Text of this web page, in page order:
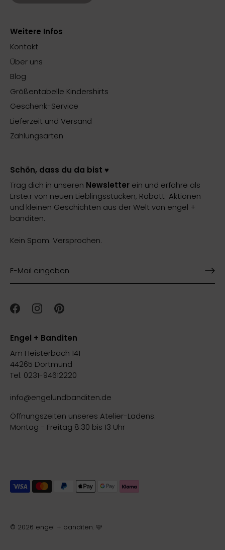
Weitere Infos
Kontakt
Über uns
Blog
Größentabelle Kindershirts
Geschenk-Service
Lieferzeit und Versand
Zahlungsarten
Schön, dass du da bist ♥️
Trag dich in unseren Newsletter ein und erfahre als
Erste:r von neuen Lieblingsstücken, Rabatt-Aktionen
und kleinen Geschichten aus der Welt von engel +
banditen.
Kein Spam. Versprochen.
Engel + Banditen
Am Heisterbach 141
44265 Dortmund
Tel. 0231-94612220
info@engelundbanditen.de
Öffnungszeiten unseres Atelier-Ladens:
Montag - Freitag 8.30 bis 13 Uhr
© 2026 engel + banditen. 🩷